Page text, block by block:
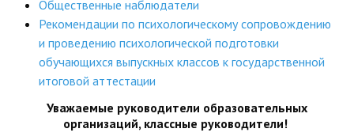
Общественные наблюдатели
Рекомендации по психологическому сопровождению
и проведению психологической подготовки
обучающихся выпускных классов к государственной
итоговой аттестации
Уважаемые руководители образовательных
организаций, классные руководители!